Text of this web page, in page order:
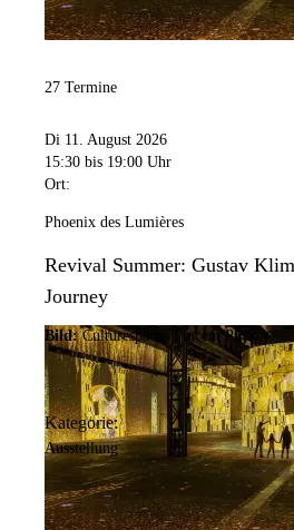
27 Termine
Di 11. August 2026
15:30 bis 19:00 Uhr
Ort:
Phoenix des Lumières
Revival Summer: Gustav
Journey
Bild: Culturespaces/Vincent Pinson
Kategorie:
Ausstellung